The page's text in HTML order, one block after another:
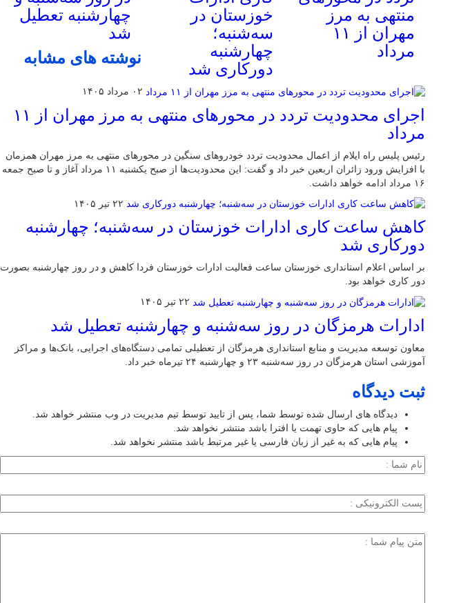
منتهی به مرز
مهران از ۱۱
مرداد
خوزستان در
سه‌شنبه؛
چهارشنبه
دورکاری شد
چهارشنبه تعطیل
شد
نوشته های مشابه
۰۲ مرداد ۱۴۰۵
اجرای محدودیت تردد در محورهای منتهی به مرز مهران از ۱۱
مرداد
رئیس پلیس راه ایلام از اعمال محدودیت تردد خودروهای سنگین در محورهای منتهی به مرز مهران همزمان
با افزایش ورود زائران اربعین خبر داد و گفت: این محدودیت‌ها از صبح یکشنبه ۱۱ مرداد آغاز و تا صبح جمعه
۱۶ مرداد ادامه خواهد داشت.
۲۲ تیر ۱۴۰۵
کاهش ساعت کاری ادارات خوزستان در سه‌شنبه؛ چهارشنبه
دورکاری شد
بر اساس اعلام استانداری خوزستان ساعت فعالیت ادارات خوزستان فردا کاهش و در روز چهارشنبه بصورت
دور کاری خواهد بود.
۲۲ تیر ۱۴۰۵
ادارات هرمزگان در روز سه‌شنبه و چهارشنبه تعطیل شد
معاون توسعه مدیریت و منابع استانداری هرمزگان از تعطیلی تمامی دستگاه‌های اجرایی، بانک‌ها و مراکز
آموزشی استان هرمزگان در روز سه‌شنبه ۲۳ و چهارشنبه ۲۴ تیرماه خبر داد.
ثبت دیدگاه
دیدگاه های ارسال شده توسط شما، پس از تایید توسط تیم مدیریت در وب منتشر خواهد شد.
پیام هایی که حاوی تهمت یا افترا باشد منتشر نخواهد شد.
پیام هایی که به غیر از زبان فارسی یا غیر مرتبط باشد منتشر نخواهد شد.